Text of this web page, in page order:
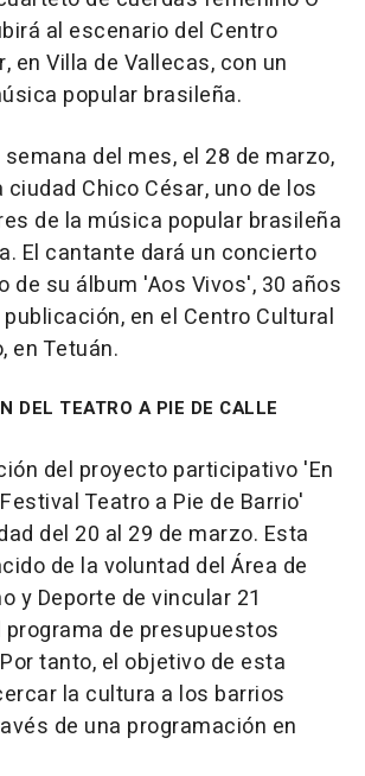
al escenario del Centro
en Villa de Vallecas, con un
popular brasileña.
del mes, el 28 de marzo,
Chico César, uno de los
de la música popular brasileña
El cantante dará un concierto
de su álbum 'Aos Vivos', 30 años
en el Centro Cultural
en Tetuán.
DEL TEATRO A PIE DE CALLE
del proyecto participativo 'En
Teatro a Pie de Barrio'
del 20 al 29 de marzo. Esta
de la voluntad del Área de
y Deporte de vincular 21
de presupuestos
tanto, el objetivo de esta
la cultura a los barrios
de una programación en